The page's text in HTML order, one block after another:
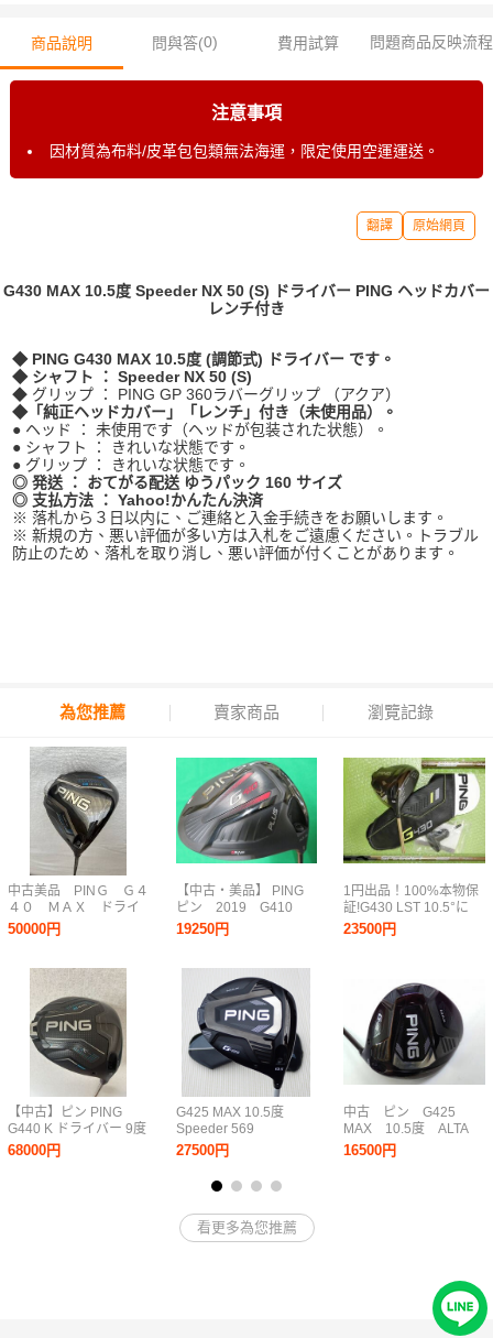
商品說明 問與答(0) 費用試算 問題商品反映流程
注意事項
因材質為布料/皮革包包類無法海運，限定使用空運運送。
翻譯 原始網頁
G430 MAX 10.5度 Speeder NX 50 (S) ドライバー PING ヘッドカバー
レンチ付き
◆ PING G430 MAX 10.5度 (調節式) ドライバー です。
◆ シャフト ： Speeder NX 50 (S)
◆ グリップ ： PING GP 360ラバーグリップ
（アクア）
◆「純正ヘッドカバー」「レンチ」付き（未使用品）。
● ヘッド ： 未使用です （ヘッドが包装された状態）。
● シャフト ：
きれいな状態です。
● グリップ ：
きれいな状態です。
◎発送 ： おてがる配送 ゆうパック 160 サイズ
◎ 支払方法 ： Yahoo!かんたん決済
※落札から３日以内に、ご連絡と入金手続きをお願いします。
※新規の方、悪い評価が多い方は入札をご遠慮ください。トラブル
防止のため、落札を取り消し、悪い評価が付くことがあります。
為您推薦 賣家商品 瀏覽記錄
中古美品 PINＧ Ｇ４
４０ ＭＡＸ ドライ
バー １０．５°
50000円
【中古】ピン PING
G440 K ドライバー 9度
PING TOUR 2.0
CHROME 65R ヘッド
68000円
【中古・美品】 PING
ピン 2019 G410
PLUS ドライバー
（10.5°） 【SR】
HC付き、レンチ無し
19250円
G425 MAX 10.5度
Speeder 569
EVOLUTION VII (S) ド
ライバー PING ヘッド
カバー付き
27500円
1円出品！100%本物保
証!G430 LST 10.5°に
G440でメーカーカスタ
ムしたSPEEDER NX
23500円
中古 ピン G425
MAX 10.5度 ALTA
SR
16500円
看更多為您推薦